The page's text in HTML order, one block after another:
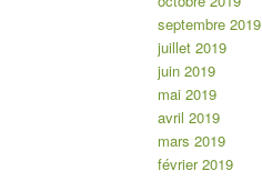
septembre 2019
juillet 2019
juin 2019
mai 2019
avril 2019
mars 2019
février 2019